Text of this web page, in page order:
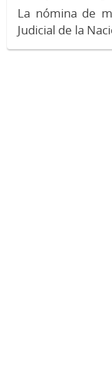
La nómina de
Judicial de la